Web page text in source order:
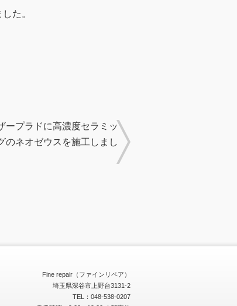
た。
ープラドに高濃度セラミッ
のネオゼウスを施工しまし
Fine repair（ファインリペア）
埼玉県深谷市上野台3131-2
TEL：048-538-0207